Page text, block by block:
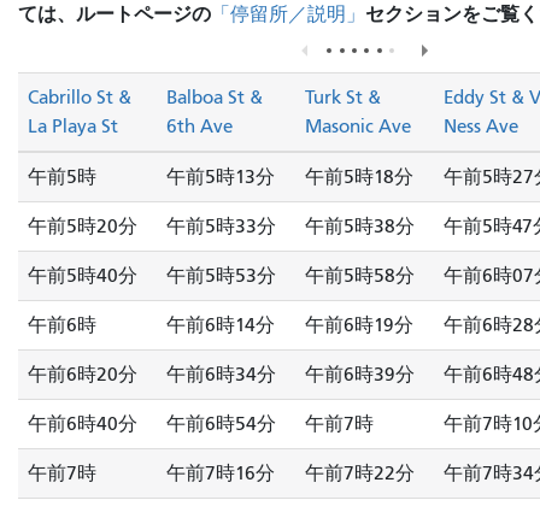
ては、ルートページの 「停留所／説明」 セクションをご覧
Cabrillo St &
La Playa St
Balboa St &
6th Ave
Turk St &
Masonic Ave
Eddy St &
Ness Ave
午前5時 午前5時13分 午前5時18分 午前5時27
午前5時20分 午前5時33分 午前5時38分 午前5時47
午前5時40分 午前5時53分 午前5時58分 午前6時07
午前6時 午前6時14分 午前6時19分 午前6時28
午前6時20分 午前6時34分 午前6時39分 午前6時48
午前6時40分 午前6時54分 午前7時 午前7時10
午前7時 午前7時16分 午前7時22分 午前7時34